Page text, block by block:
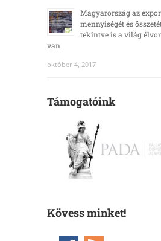
Magyarország az
mennyiségét és
tekintve is a világ
van
október 4, 2017
Támogatóink
Kövess minket!